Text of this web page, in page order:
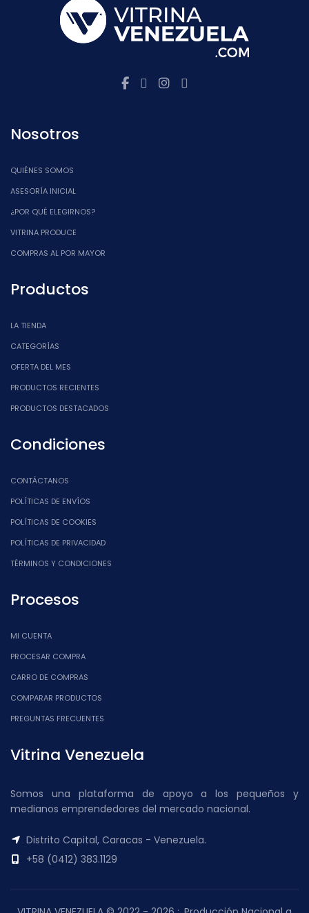
Nosotros
QUIÉNES SOMOS
ASESORÍA INICIAL
¿POR QUÉ ELEGIRNOS?
VITRINA PRODUCE
COMPRAS AL POR MAYOR
Productos
LA TIENDA
CATEGORÍAS
OFERTA DEL MES
PRODUCTOS RECIENTES
PRODUCTOS DESTACADOS
Condiciones
CONTÁCTANOS
POLÍTICAS DE ENVÍOS
POLÍTICAS DE COOKIES
POLÍTICAS DE PRIVACIDAD
TÉRMINOS Y CONDICIONES
Procesos
MI CUENTA
PROCESAR COMPRA
CARRO DE COMPRAS
COMPARAR PRODUCTOS
PREGUNTAS FRECUENTES
Vitrina Venezuela
Somos una plataforma de apoyo a los pequeños y
medianos emprendedores del mercado nacional.
Distrito Capital, Caracas - Venezuela.
+58 (0412) 383.1129